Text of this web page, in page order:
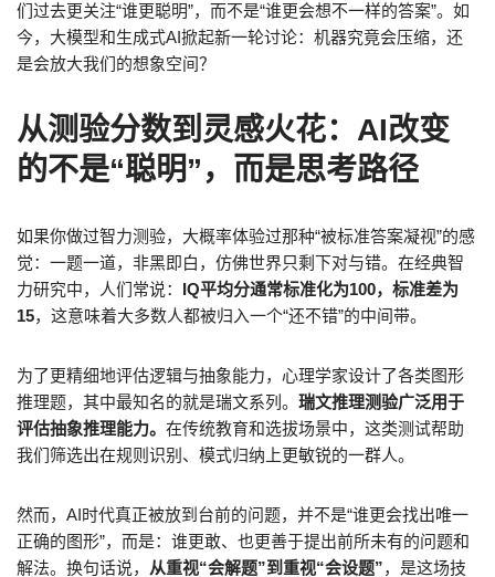
们过去更关注“谁更聪明”，而不是“谁更会想不一样的答案”。如
今，大模型和生成式AI掀起新一轮讨论：机器究竟会压缩，还
是会放大我们的想象空间？
从测验分数到灵感火花：AI改变
的不是“聪明”，而是思考路径
如果你做过智力测验，大概率体验过那种“被标准答案凝视”的感
觉：一题一道，非黑即白，仿佛世界只剩下对与错。在经典智
力研究中，人们常说： IQ平均分通常标准化为100，标准差为
15，这意味着大多数人都被归入一个“还不错”的中间带。
为了更精细地评估逻辑与抽象能力，心理学家设计了各类图形
推理题，其中最知名的就是瑞文系列。 瑞文推理测验广泛用于
评估抽象推理能力。 在传统教育和选拔场景中，这类测试帮助
我们筛选出在规则识别、模式归纳上更敏锐的一群人。
然而，AI时代真正被放到台前的问题，并不是“谁更会找出唯一
正确的图形”，而是：谁更敢、也更善于提出前所未有的问题和
解法。换句话说， 从重视“会解题”到重视“会设题”，是这场技